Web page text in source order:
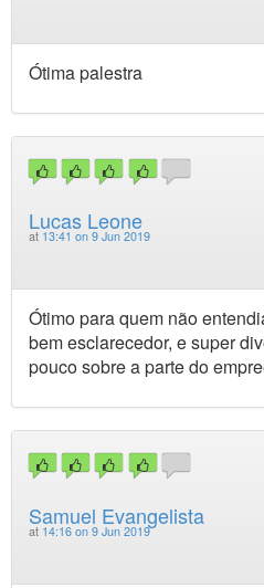
Ótima palestra
Lucas Leone
at 13:41 on 9 Jun 2019
Ótimo para quem não
bem esclarecedor, e super
pouco sobre a parte do
Samuel Evangelista
at 14:16 on 9 Jun 2019